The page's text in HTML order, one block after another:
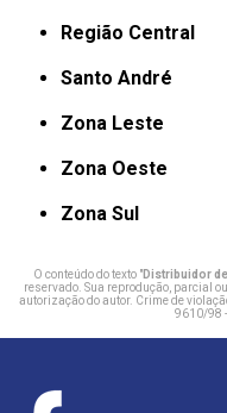
Região Central
Santo André
Zona Leste
Zona Oeste
Zona Sul
O conteúdo do texto "Distribuidor
reservado. Sua reprodução, parcial
autorização do autor. Crime de
9610/98